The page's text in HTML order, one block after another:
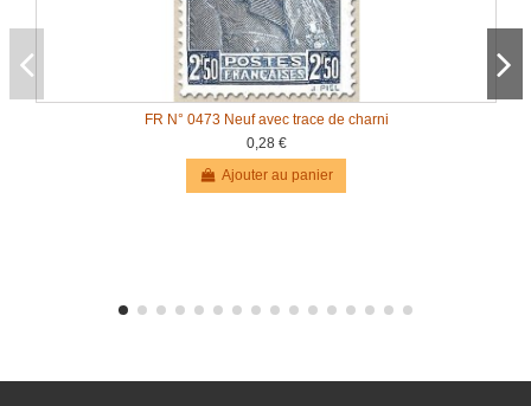
FR N° 0473 Neuf avec trace de charni
0,28 €
Ajouter au panier